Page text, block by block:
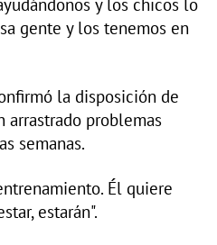
y los chicos lo
gente y los tenemos en
la disposición de
arrastrado problemas
semanas.
Él quiere
estarán".